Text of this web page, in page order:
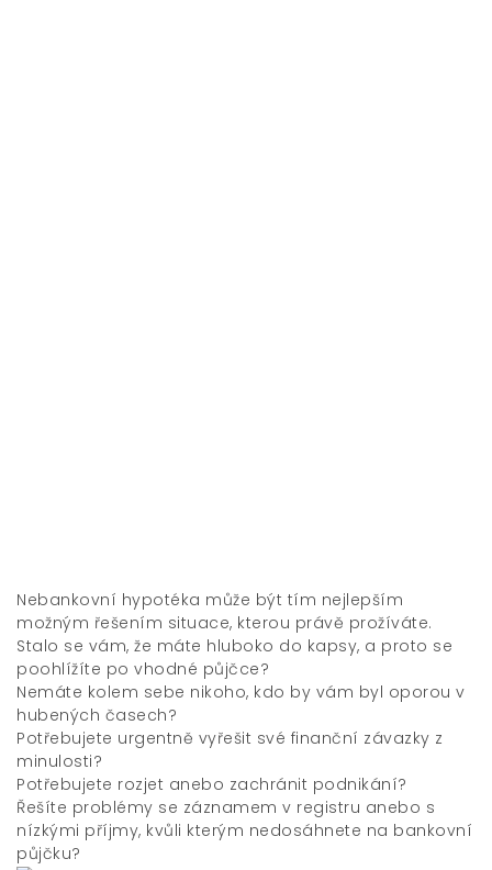
Nebankovní hypotéka může být tím nejlepším
možným řešením situace, kterou právě prožíváte.
Stalo se vám, že máte hluboko do kapsy, a proto se
poohlížíte po vhodné půjčce?
Nemáte kolem sebe nikoho, kdo by vám byl oporou v
hubených časech?
Potřebujete urgentně vyřešit své finanční závazky z
minulosti?
Potřebujete rozjet anebo zachránit podnikání?
Řešíte problémy se záznamem v registru anebo s
nízkými příjmy, kvůli kterým nedosáhnete na bankovní
půjčku?